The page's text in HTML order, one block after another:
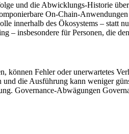
und die Abwicklungs-Historie
On-Chain-
innerhalb des Ökosystems – statt
– insbesondere für Personen, die
Fehler oder unerwartetes
die Ausführung kann weniger
Governance-Abwägungen